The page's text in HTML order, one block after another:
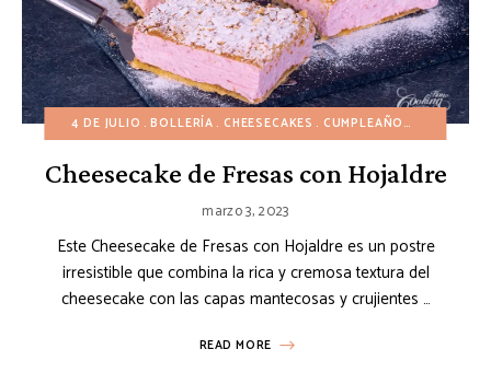
4 DE JULIO BOLLERÍA CHEESECAKES CUMPLEAÑOS DÍA DE
Cheesecake de Fresas con Hojaldre
marzo 3, 2023
Este Cheesecake de Fresas con Hojaldre es un postre
irresistible que combina la rica y cremosa textura del
cheesecake con las capas mantecosas y crujientes …
READ MORE